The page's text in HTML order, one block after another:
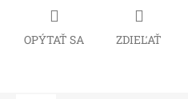
OPÝTAŤ SA ZDIEĽAŤ